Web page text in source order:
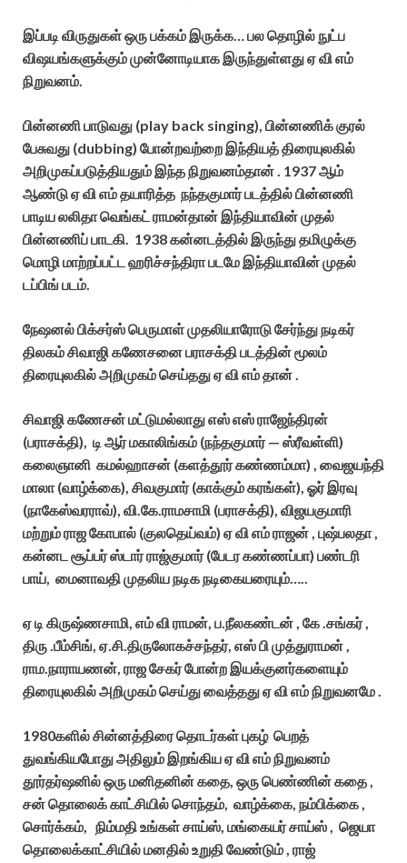
இப்படி விருதுகள் ஒரு பக்கம் இருக்க… பல தொழில் நுட்ப
விஷயங்களுக்கும் முன்னோடியாக இருந்துள்ளது ஏ வி எம்
நிறுவனம்.
பின்னணி பாடுவது (play back singing), பின்னணிக் குரல்
பேசுவது (dubbing) போன்றவற்றை இந்தியத் திரையுலகில்
அறிமுகப்படுத்தியதும் இந்த நிறுவனம்தான் . 1937 ஆம்
ஆண்டு ஏ வி எம் தயாரித்த நந்தகுமார் படத்தில் பின்னணி
பாடிய லலிதா வெங்கட் ராமன்தான் இந்தியாவின் முதல்
பின்னணிப் பாடகி. 1938 கன்னடத்தில் இருந்து தமிழுக்கு
மொழி மாற்றப்பட்ட ஹரிச்சந்திரா படமே இந்தியாவின் முதல்
டப்பிங் படம்.
நேஷனல் பிக்சர்ஸ் பெருமாள் முதலியாரோடு சேர்ந்து நடிகர்
திலகம் சிவாஜி கணேசனை பராசக்தி படத்தின் மூலம்
திரையுலகில் அறிமுகம் செய்தது ஏ வி எம் தான் .
சிவாஜி கணேசன் மட்டுமல்லாது எஸ் எஸ் ராஜேந்திரன்
(பராசக்தி), டி ஆர் மகாலிங்கம் (நந்தகுமார் — ஸ்ரீவள்ளி)
கலைஞானி கமல்ஹாசன் (களத்தூர் கண்ணம்மா) , வைஜயந்தி
மாலா (வாழ்க்கை), சிவகுமார் (காக்கும் கரங்கள்), ஓர் இரவு
(நாகேஸ்வரராவ்), வி.கே.ராமசாமி (பராசக்தி), விஜயகுமாரி
மற்றும் ராஜ கோபால் (குலதெய்வம்) ஏ வி எம் ராஜன் , புஷ்பலதா ,
கன்னட சூப்பர் ஸ்டார் ராஜ்குமார் (பேடர கண்ணப்பா) பண்டரி
பாய், மைனாவதி முதலிய நடிக நடிகையரையும்…..
ஏ டி கிருஷ்ணசாமி, எம் வி ராமன், ப.நீலகண்டன் , கே .சங்கர் ,
திரு .பீம்சிங், ஏ.சி.திருலோகச்சந்தர், எஸ் பி முத்துராமன் ,
ராம.நாராயணன், ராஜ சேகர் போன்ற இயக்குனர்களையும்
திரையுலகில் அறிமுகம் செய்து வைத்தது ஏ வி எம் நிறுவனமே .
1980களில் சின்னத்திரை தொடர்கள் புகழ் பெறத்
துவங்கியபோது அதிலும் இறங்கிய ஏ வி எம் நிறுவனம்
தூர்தர்ஷனில் ஒரு மனிதனின் கதை, ஒரு பெண்ணின் கதை ,
சன் தொலைக் காட்சியில் சொந்தம், வாழ்க்கை, நம்பிக்கை ,
சொர்க்கம், நிம்மதி உங்கள் சாய்ஸ், மங்கையர் சாய்ஸ் , ஜெயா
தொலைக்காட்சியில் மனதில் உறுதி வேண்டும் , ராஜ்